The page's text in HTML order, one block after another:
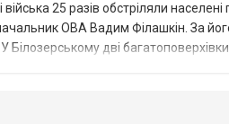
25 разів обстріляли
ОВА Вадим Філашкін. За
Білозерському дві